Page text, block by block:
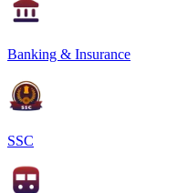
Banking & Insurance
SSC